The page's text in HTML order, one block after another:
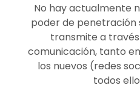
No hay actualmente
poder de penetración
transmite a
comunicación, tanto
los nuevos (redes
todos